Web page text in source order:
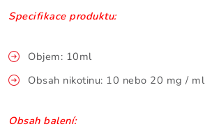
Specifikace produktu:
Objem: 10ml
Obsah nikotinu: 10 nebo 20 mg / ml
Obsah balení: